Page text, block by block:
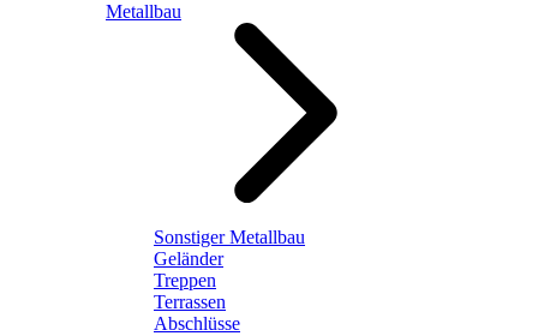
Metallbau
Sonstiger Metallbau
Geländer
Treppen
Terrassen
Abschlüsse